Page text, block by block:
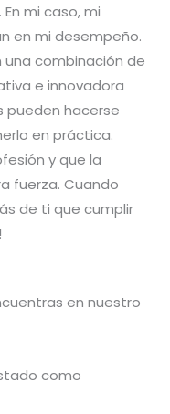
mi caso, mi
en mi desempeño.
una combinación de
e innovadora
pueden hacerse
en práctica.
y que la
fuerza. Cuando
de ti que cumplir
en nuestro
como